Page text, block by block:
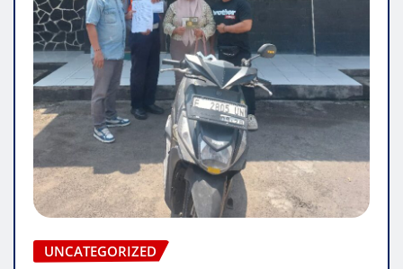
UNCATEGORIZED